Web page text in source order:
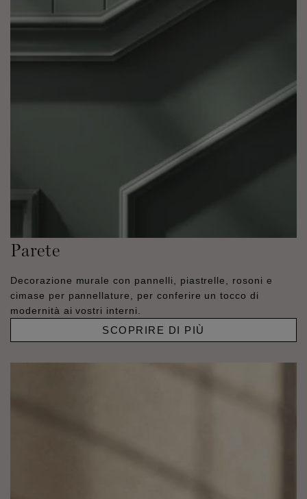
Parete
Decorazione murale con pannelli, piastrelle, rosoni e
cimase per pannellature, per conferire un tocco di
modernità ai vostri interni.
SCOPRIRE DI PIÙ